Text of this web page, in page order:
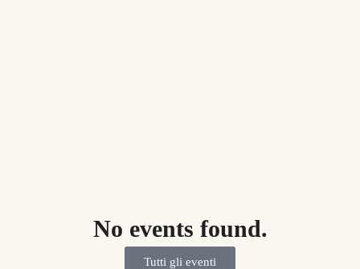
No events found.
Tutti gli eventi